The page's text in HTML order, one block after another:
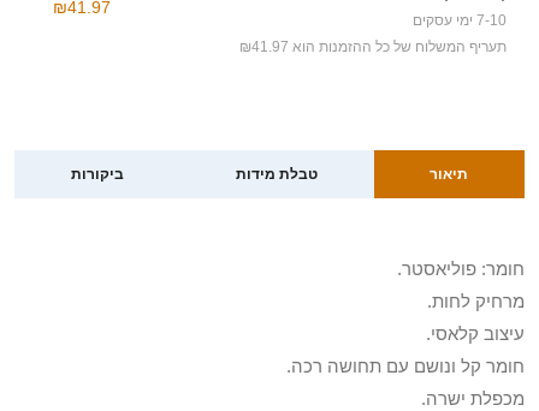
7-10 ימי עסקים
תעריף המשלוח של כל ההזמנות הוא ₪41.97
₪41.97
תיאור טבלת מידות ביקורות
חומר: פוליאסטר.
מרחיק לחות.
עיצוב קלאסי.
חומר קל ונושם עם תחושה רכה.
מכפלת ישרה.